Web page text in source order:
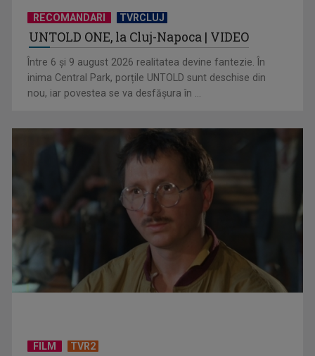
Hora care unește generații | VIDEO
Piesa Angelei Similea „După noapte vine zi” – pe podium şi
acum în inimile ...
RECOMANDARI TVRCLUJ
UNTOLD ONE, la Cluj-Napoca | VIDEO
Între 6 și 9 august 2026 realitatea devine fantezie. În
inima Central Park, porțile UNTOLD sunt deschise din
nou, iar povestea se va desfășura în ...
FILM TVR2